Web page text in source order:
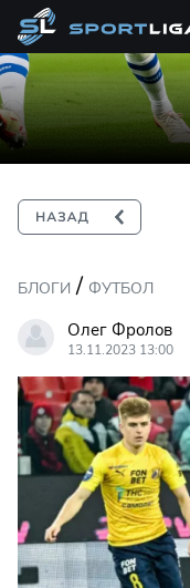
БЛОГИ / ФУТБОЛ
Олег Фролов
13.11.2023 13:00